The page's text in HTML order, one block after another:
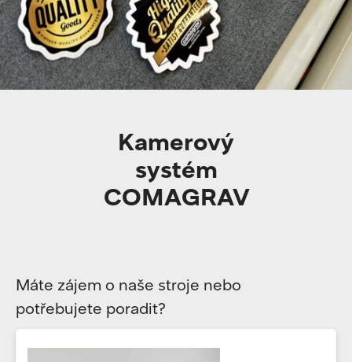
Kamerový
systém
COMAGRAV
Máte zájem o naše stroje nebo
potřebujete poradit?